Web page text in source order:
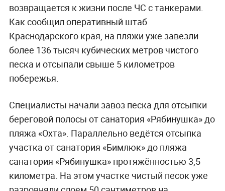
возвращается к жизни после ЧС с танкерами.
Как сообщил оперативный штаб
Краснодарского края, на пляжи уже завезли
более 136 тысяч кубических метров чистого
песка и отсыпали свыше 5 километров
побережья.
Специалисты начали завоз песка для отсыпки
береговой полосы от санатория «Рябинушка» до
пляжа «Охта». Параллельно ведётся отсыпка
участка от санатория «Бимлюк» до пляжа
санатория «Рябинушка» протяжённостью 3,5
километра. На этом участке чистый песок уже